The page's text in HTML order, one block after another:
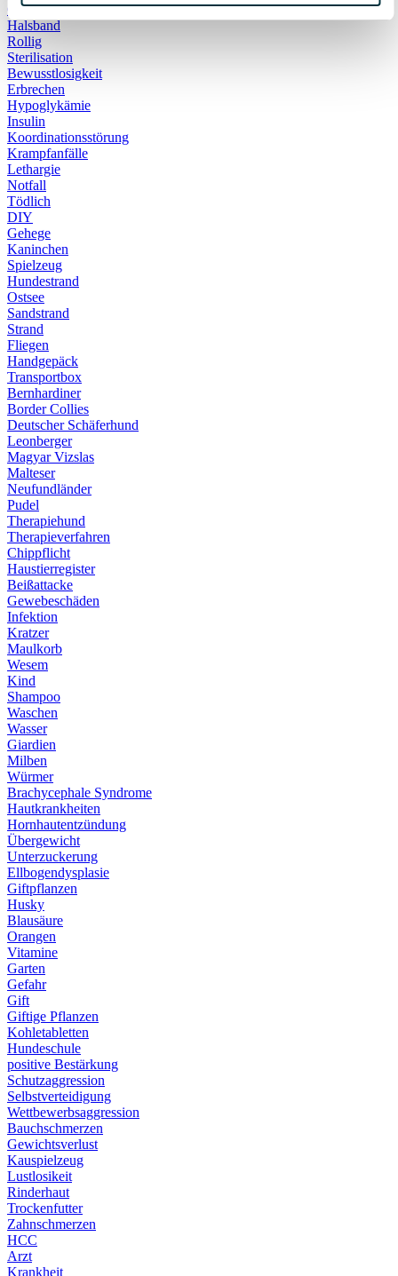
Geschirr
Halsband
Rollig
Sterilisation
Bewusstlosigkeit
Erbrechen
Hypoglykämie
Insulin
Koordinationsstörung
Krampfanfälle
Lethargie
Notfall
Tödlich
DIY
Gehege
Kaninchen
Spielzeug
Hundestrand
Ostsee
Sandstrand
Strand
Fliegen
Handgepäck
Transportbox
Bernhardiner
Border Collies
Deutscher Schäferhund
Leonberger
Magyar Vizslas
Malteser
Neufundländer
Pudel
Therapiehund
Therapieverfahren
Chippflicht
Haustierregister
Beißattacke
Gewebeschäden
Infektion
Kratzer
Maulkorb
Wesem
Kind
Shampoo
Waschen
Wasser
Giardien
Milben
Würmer
Brachycephale Syndrome
Hautkrankheiten
Hornhautentzündung
Übergewicht
Unterzuckerung
Ellbogendysplasie
Giftpflanzen
Husky
Blausäure
Orangen
Vitamine
Garten
Gefahr
Gift
Giftige Pflanzen
Kohletabletten
Hundeschule
positive Bestärkung
Schutzaggression
Selbstverteidigung
Wettbewerbsaggression
Bauchschmerzen
Gewichtsverlust
Kauspielzeug
Lustlosikeit
Rinderhaut
Trockenfutter
Zahnschmerzen
HCC
Arzt
Krankheit